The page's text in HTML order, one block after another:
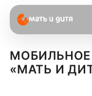
«МАТЬ И